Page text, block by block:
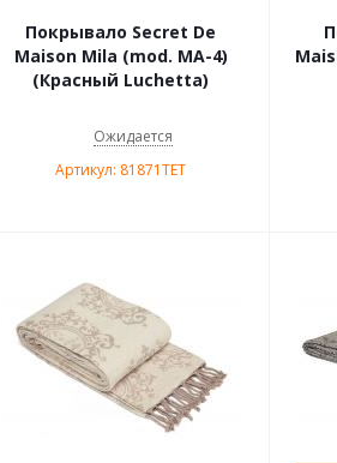
Покрывало Secret De
Maison Mila (mod. MA-4)
(Красный Luchetta)
Ожидается
Артикул: 81871TET